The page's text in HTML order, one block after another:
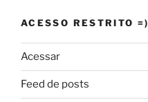
ACESSO RESTRITO =)
Acessar
Feed de posts